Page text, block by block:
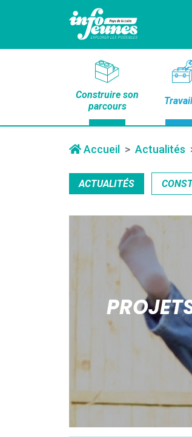
Construire son
parcours
Accueil Actualités
ACTUALITÉS